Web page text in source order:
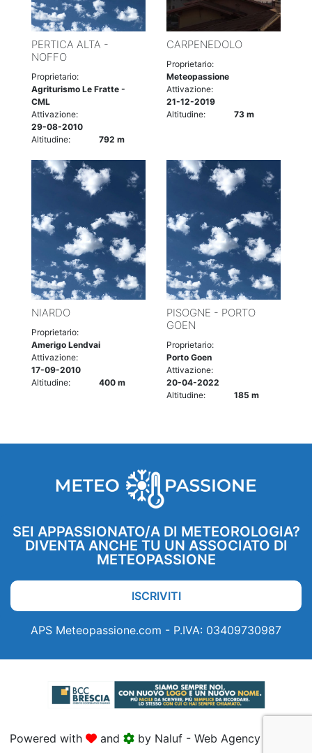
PERTICA ALTA -
NOFFO
Proprietario:
Agriturismo Le Fratte -
CML
Attivazione:
29-08-2010
Altitudine:
792 m
CARPENEDOLO
Proprietario:
Meteopassione
Attivazione:
21-12-2019
Altitudine:
73 m
NIARDO
Proprietario:
Amerigo Lendvai
Attivazione:
17-09-2010
Altitudine:
400 m
PISOGNE - PORTO
GOEN
Proprietario:
Porto Goen
Attivazione:
20-04-2022
Altitudine:
185 m
SEI APPASSIONATO/A DI METEOROLOGIA?
DIVENTA ANCHE TU UN ASSOCIATO DI
METEOPASSIONE
ISCRIVITI
APS Meteopassione.com - P.IVA: 03409730987
Powered with and by Naluf - Web Agency Brescia